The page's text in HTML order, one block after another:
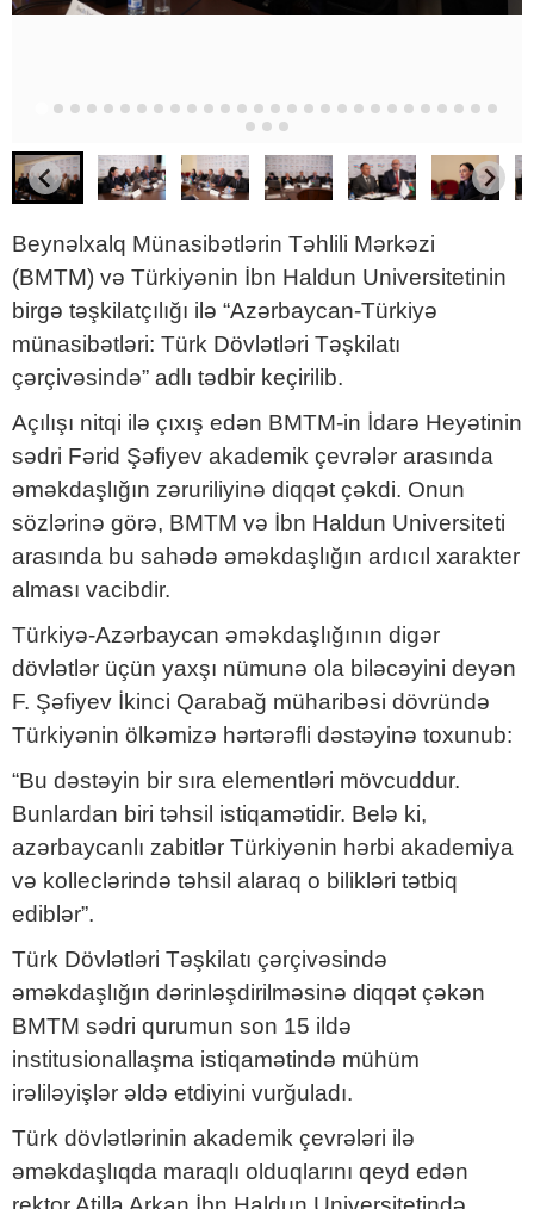
Beynəlxalq Münasibətlərin Təhlili Mərkəzi
(BMTM) və Türkiyənin İbn Haldun Universitetinin
birgə təşkilatçılığı ilə “Azərbaycan-Türkiyə
münasibətləri: Türk Dövlətləri Təşkilatı
çərçivəsində” adlı tədbir keçirilib.
Açılışı nitqi ilə çıxış edən BMTM-in İdarə Heyətinin
sədri Fərid Şəfiyev akademik çevrələr arasında
əməkdaşlığın zəruriliyinə diqqət çəkdi. Onun
sözlərinə görə, BMTM və İbn Haldun Universiteti
arasında bu sahədə əməkdaşlığın ardıcıl xarakter
alması vacibdir.
Türkiyə-Azərbaycan əməkdaşlığının digər
dövlətlər üçün yaxşı nümunə ola biləcəyini deyən
F. Şəfiyev İkinci Qarabağ müharibəsi dövründə
Türkiyənin ölkəmizə hərtərəfli dəstəyinə toxunub:
“Bu dəstəyin bir sıra elementləri mövcuddur.
Bunlardan biri təhsil istiqamətidir. Belə ki,
azərbaycanlı zabitlər Türkiyənin hərbi akademiya
və kolleclərində təhsil alaraq o bilikləri tətbiq
ediblər”.
Türk Dövlətləri Təşkilatı çərçivəsində
əməkdaşlığın dərinləşdirilməsinə diqqət çəkən
BMTM sədri qurumun son 15 ildə
institusionallaşma istiqamətində mühüm
irəliləyişlər əldə etdiyini vurğuladı.
Türk dövlətlərinin akademik çevrələri ilə
əməkdaşlıqda maraqlı olduqlarını qeyd edən